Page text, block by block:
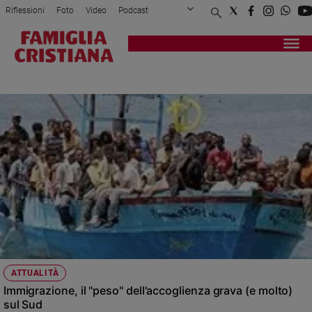
Attualità
Mondo
Economia
Legalità
e
giustizia
Sport
Interviste
Papa
Papa
Riflessioni Foto Video Podcast
Privacy Policy Chi siamo
Registrati Redazione
ATTUALITÀ
Immigrazione, il "peso" dell'accoglienza grava (e molto)
sul Sud